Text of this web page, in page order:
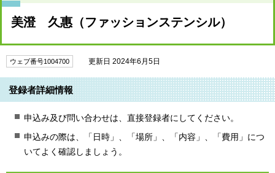
美澄 久惠（ファッションステンシル）
ウェブ番号1004700 更新日 2024年6月5日
登録者詳細情報
申込み及び問い合わせは、直接登録者にしてください。
申込みの際は、「日時」、「場所」、「内容」、「費用」につ
いてよく確認しましょう。